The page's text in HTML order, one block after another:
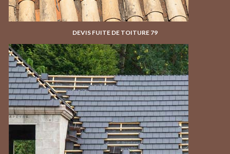
DEVIS FUITE DE TOITURE 79